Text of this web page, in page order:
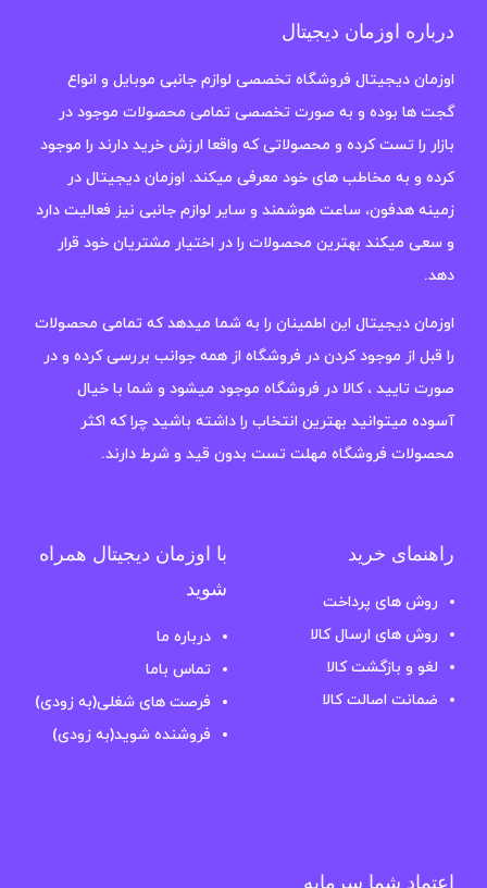
درباره اوزمان دیجیتال
اوزمان دیجیتال فروشگاه تخصصی لوازم جانبی موبایل و انواع
گجت ها بوده و به صورت تخصصی تمامی محصولات موجود در
بازار را تست کرده و محصولاتی که واقعا ارزش خرید دارند را موجود
کرده و به مخاطب های خود معرفی میکند. اوزمان دیجیتال در
زمینه هدفون، ساعت هوشمند و سایر لوازم جانبی نیز فعالیت دارد
و سعی میکند بهترین محصولات را در اختیار مشتریان خود قرار
دهد.
اوزمان دیجیتال این اطمینان را به شما میدهد که تمامی محصولات
را قبل از موجود کردن در فروشگاه از همه جوانب بررسی کرده و در
صورت تایید ، کالا در فروشگاه موجود میشود و شما با خیال
آسوده میتوانید بهترین انتخاب را داشته باشید چرا که اکثر
محصولات فروشگاه مهلت تست بدون قید و شرط دارند.
راهنمای خرید
روش های پرداخت
روش های ارسال کالا
لغو و بازگشت کالا
ضمانت اصالت کالا
با اوزمان دیجیتال همراه
شوید
درباره ما
تماس باما
فرصت های شغلی(به زودی)
فروشنده شوید(به زودی)
اعتماد شما سرمایه